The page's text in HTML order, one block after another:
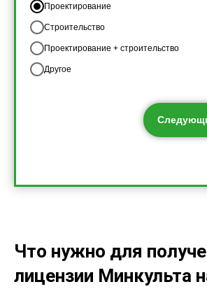
Проектирование
Строительство
Проектирование + строительство
Другое
Что нужно для
лицензии Минкульта